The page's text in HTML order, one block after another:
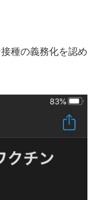
種の義務化を認め